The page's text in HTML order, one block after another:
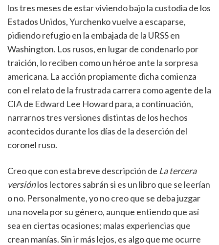
los tres meses de estar viviendo bajo la custodia de los
Estados Unidos, Yurchenko vuelve a escaparse,
pidiendo refugio en la embajada de la URSS en
Washington. Los rusos, en lugar de condenarlo por
traición, lo reciben como un héroe ante la sorpresa
americana. La acción propiamente dicha comienza
con el relato de la frustrada carrera como agente de la
CIA de Edward Lee Howard para, a continuación,
narrarnos tres versiones distintas de los hechos
acontecidos durante los días de la deserción del
coronel ruso.
Creo que con esta breve descripción de La tercera
versiónlos lectores sabrán si es un libro que se leerían
o no. Personalmente, yo no creo que se deba juzgar
una novela por su género, aunque entiendo que así
sea en ciertas ocasiones; malas experiencias que
crean manías. Sin ir más lejos, es algo que me ocurre